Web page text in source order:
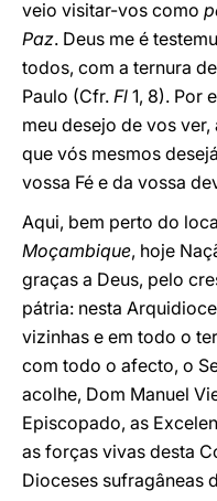
veio visitar-vos como
Paz. Deus me é
todos, com a ternura
Paulo (Cfr. Fl 1, 8). Por
meu desejo de vos
que vós mesmos
vossa Fé e da vossa
Aqui, bem perto do
Moçambique, hoje
graças a Deus, pelo
pátria: nesta
vizinhas e em todo o
com todo o afecto, o
acolhe, Dom Manuel
Episcopado, as
as forças vivas desta
Dioceses sufragâneas